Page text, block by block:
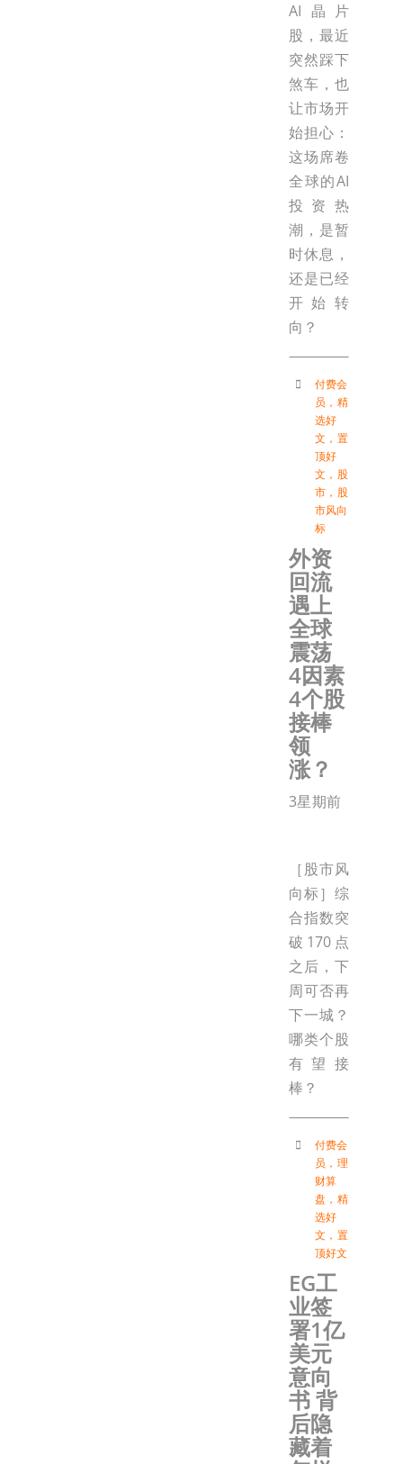
AI晶片
股，最近
突然踩下
煞车，也
让市场开
始担心：
这场席卷
全球的AI
投资热
潮，是暂
时休息，
还是已经
开始转
向？
付费会
员 ， 精
选好
文 ， 置
顶好
文 ， 股
市 ， 股
市风向
标
外资
回流
遇上
全球
震荡
4因素
4个股
接棒
领
涨？
3星期前
［股市风
向标］综
合指数突
破170点
之后，下
周可否再
下一城？
哪类个股
有望接
棒？
付费会
员 ， 理
财算
盘 ， 精
选好
文 ， 置
顶好文
EG工
业签
署1亿
美元
意向
书 背
后隐
藏着